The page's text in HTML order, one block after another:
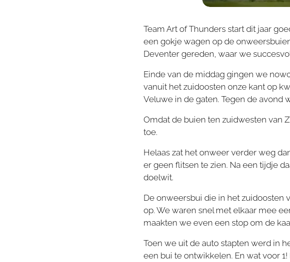
Team Art of Thunders start dit jaar
een gokje wagen op de
Deventer gereden, waar we
Einde van de middag gingen we
vanuit het zuidoosten onze kant op
Veluwe in de gaten. Tegen de avond
Omdat de buien ten zuidwesten van
toe.
Helaas zat het onweer verder weg
er geen flitsen te zien. Na een tijdje
doelwit.
De onweersbui die in het zuidoosten
op. We waren snel met elkaar mee
maakten we even een stop om de
Toen we uit de auto stapten werd in
een bui te ontwikkelen. En wat voor